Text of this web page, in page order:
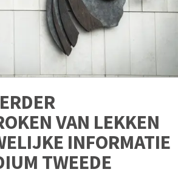
VAN LEKKEN
INFORMATIE
TWEEDE